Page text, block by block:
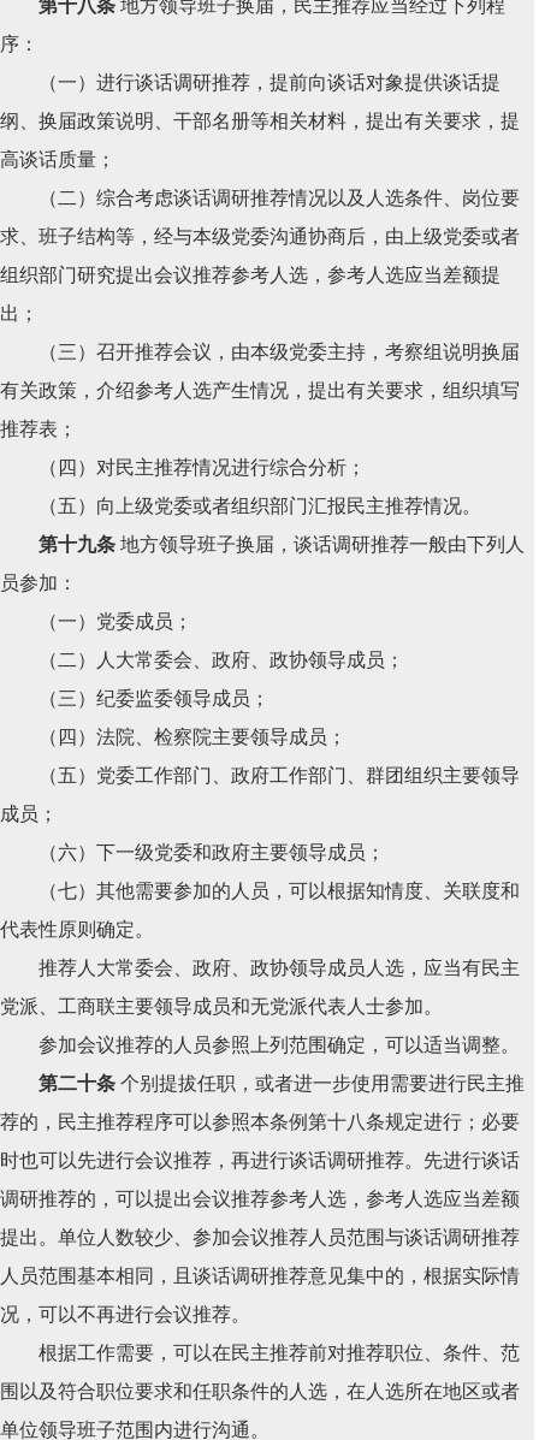
第十八条 地方领导班子换届，民主推荐应当经过下列程
序：
（一）进行谈话调研推荐，提前向谈话对象提供谈话提
纲、换届政策说明、干部名册等相关材料，提出有关要求，提
高谈话质量；
（二）综合考虑谈话调研推荐情况以及人选条件、岗位要
求、班子结构等，经与本级党委沟通协商后，由上级党委或者
组织部门研究提出会议推荐参考人选，参考人选应当差额提
出；
（三）召开推荐会议，由本级党委主持，考察组说明换届
有关政策，介绍参考人选产生情况，提出有关要求，组织填写
推荐表；
（四）对民主推荐情况进行综合分析；
（五）向上级党委或者组织部门汇报民主推荐情况。
第十九条 地方领导班子换届，谈话调研推荐一般由下列人
员参加：
（一）党委成员；
（二）人大常委会、政府、政协领导成员；
（三）纪委监委领导成员；
（四）法院、检察院主要领导成员；
（五）党委工作部门、政府工作部门、群团组织主要领导
成员；
（六）下一级党委和政府主要领导成员；
（七）其他需要参加的人员，可以根据知情度、关联度和
代表性原则确定。
推荐人大常委会、政府、政协领导成员人选，应当有民主
党派、工商联主要领导成员和无党派代表人士参加。
参加会议推荐的人员参照上列范围确定，可以适当调整。
第二十条 个别提拔任职，或者进一步使用需要进行民主推
荐的，民主推荐程序可以参照本条例第十八条规定进行；必要
时也可以先进行会议推荐，再进行谈话调研推荐。先进行谈话
调研推荐的，可以提出会议推荐参考人选，参考人选应当差额
提出。单位人数较少、参加会议推荐人员范围与谈话调研推荐
人员范围基本相同，且谈话调研推荐意见集中的，根据实际情
况，可以不再进行会议推荐。
根据工作需要，可以在民主推荐前对推荐职位、条件、范
围以及符合职位要求和任职条件的人选，在人选所在地区或者
单位领导班子范围内进行沟通。